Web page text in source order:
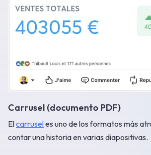
Carrusel (documento PDF)
Elcarruseles uno de los formatos más
contar una historia en varias diapositivas.